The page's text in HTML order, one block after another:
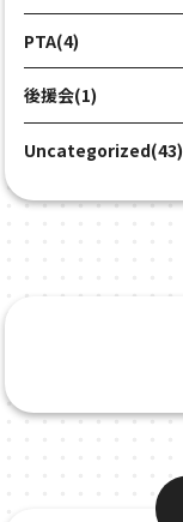
PTA(4)
後援会(1)
Uncategorized(43)